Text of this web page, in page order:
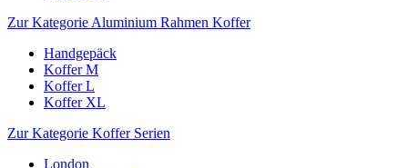
Zur Kategorie Aluminium Rahmen Koffer
Handgepäck
Koffer M
Koffer L
Koffer XL
Zur Kategorie Koffer Serien
London